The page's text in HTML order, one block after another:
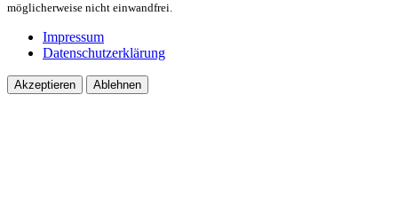
möglicherweise nicht einwandfrei.
Impressum
Datenschutzerklärung
Akzeptieren Ablehnen